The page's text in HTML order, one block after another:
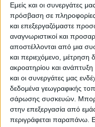
Εμείς και οι συνεργάτες
πρόσβαση σε
και επεξεργαζόμαστε
αναγνωριστικοί και
αποστέλλονται από μια
και περιεχόμενο, μέτρηση
ακροατηρίου και
και οι συνεργάτες μας
δεδομένα γεωγραφικής
σάρωσης συσκευών.
στην επεξεργασία από
περιγράφεται παραπάνω.
Το Moto Vlaxopoulos
Πειραιά, αποτελεί